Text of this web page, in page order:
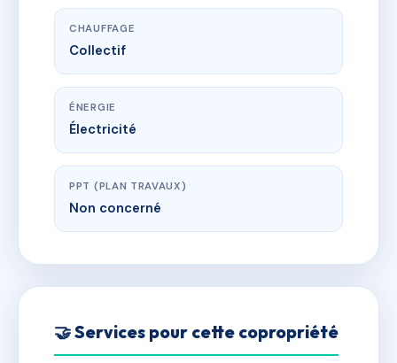
CHAUFFAGE
Collectif
ÉNERGIE
Électricité
PPT (PLAN TRAVAUX)
Non concerné
🤝 Services pour cette copropriété